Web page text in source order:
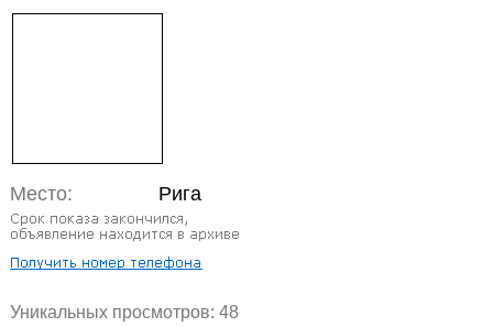
Место: Рига
Уникальных просмотров: 48